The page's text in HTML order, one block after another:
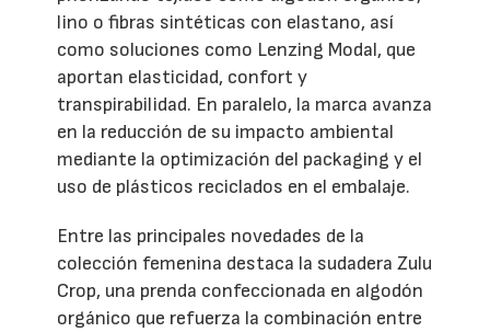
lino o fibras sintéticas con elastano, así
como soluciones como Lenzing Modal, que
aportan elasticidad, confort y
transpirabilidad. En paralelo, la marca avanza
en la reducción de su impacto ambiental
mediante la optimización del packaging y el
uso de plásticos reciclados en el embalaje.
Entre las principales novedades de la
colección femenina destaca la sudadera Zulu
Crop, una prenda confeccionada en algodón
orgánico que refuerza la combinación entre